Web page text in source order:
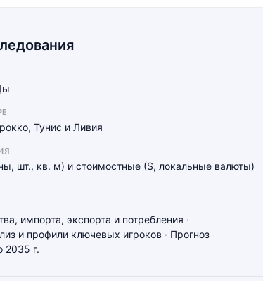
Тунис и Ливия
шт., кв. м) и стоимостные ($, локальные валюты)
импорта, экспорта и потребления ·
и профили ключевых игроков · Прогноз
2035 г.